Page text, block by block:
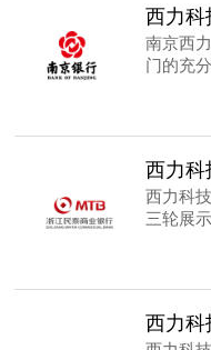
西力科
南京西
门的充
西力科
三轮展